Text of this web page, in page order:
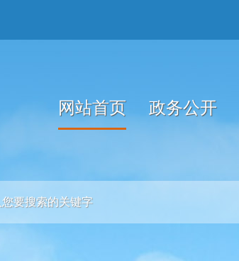
网站首页 政务公开